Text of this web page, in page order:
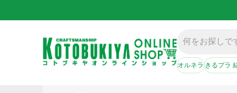
オルネラきるプラ